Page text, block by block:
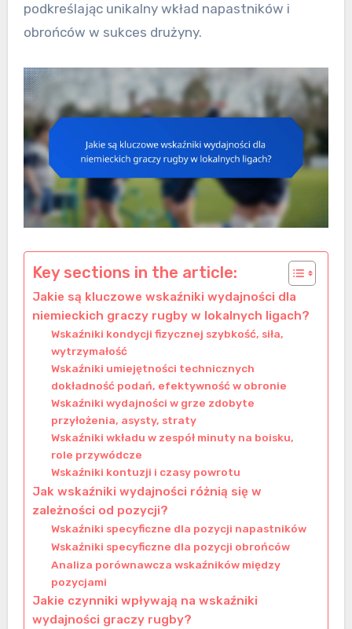
podkreślając unikalny wkład napastników i
obrońców w sukces drużyny.
Key sections in the article:
Jakie są kluczowe wskaźniki wydajności dla
niemieckich graczy rugby w lokalnych ligach?
Wskaźniki kondycji fizycznej szybkość, siła,
wytrzymałość
Wskaźniki umiejętności technicznych
dokładność podań, efektywność w obronie
Wskaźniki wydajności w grze zdobyte
przyłożenia, asysty, straty
Wskaźniki wkładu w zespół minuty na boisku,
role przywódcze
Wskaźniki kontuzji i czasy powrotu
Jak wskaźniki wydajności różnią się w
zależności od pozycji?
Wskaźniki specyficzne dla pozycji napastników
Wskaźniki specyficzne dla pozycji obrońców
Analiza porównawcza wskaźników między
pozycjami
Jakie czynniki wpływają na wskaźniki
wydajności graczy rugby?